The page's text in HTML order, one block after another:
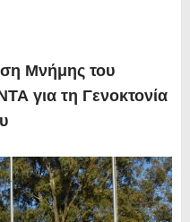
Μνήμης του
για τη Γενοκτονία